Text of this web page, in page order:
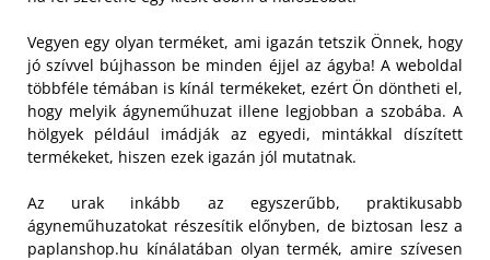
Vegyen egy olyan terméket, ami igazán tetszik Önnek, hogy
jó szívvel bújhasson be minden éjjel az ágyba! A weboldal
többféle témában is kínál termékeket, ezért Ön döntheti el,
hogy melyik ágyneműhuzat illene legjobban a szobába. A
hölgyek például imádják az egyedi, mintákkal díszített
termékeket, hiszen ezek igazán jól mutatnak.
Az urak inkább az egyszerűbb, praktikusabb
ágyneműhuzatokat részesítik előnyben, de biztosan lesz a
paplanshop.hu kínálatában olyan termék, amire szívesen